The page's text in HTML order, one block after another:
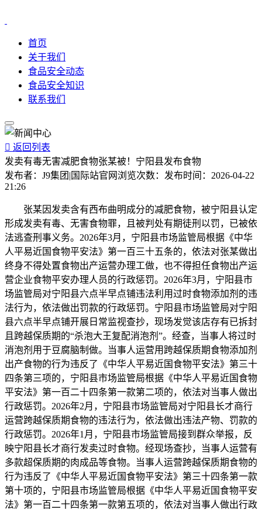
首页
关于我们
食品安全动态
食品安全知识
联系我们
 返回列表
发卖有毒无害减肥食物张某被！宁阳县发布食物
发布者： J9集团|国际站官网 浏览次数： 发布时间： 2026-04-22
21:26
张某因发卖含有西布曲明成分的减肥食物，被宁阳县认定
形成发卖有毒、无害食物罪，且被判处有期徒刑以罚，已被依
法逃查刑事义务。2026年3月，宁阳县市场监管局根据《中华
人平易近国食物平安法》第一百三十五条的，依法对张某做出
终身不得处置食物出产运营办理工做，也不得担任食物出产运
营企业食物平安办理人员的行政惩罚。2026年3月，宁阳县市
场监管局对宁阳县六点半早点铺违法利用过时食物添加剂的违
法行为，依法做出罚款的行政惩罚。宁阳县市场监管局对宁阳
县六点半早点铺开展日常监视查抄，现场发觉该店存有已拆封
且跨越保质期的“杀泡大王复配消泡剂”。经查，当事人将过时
消泡剂用于豆腐脑制做。当事人运营用跨越保质期食物添加剂
出产食物的行为违反了《中华人平易近国食物平安法》第三十
四条第三项的，宁阳县市场监管局根据《中华人平易近国食物
平安法》第一百二十四条第一款第二项的，依法对当事人做出
行政惩罚。2026年2月，宁阳县市场监管局对宁阳县长才商行
运营跨越保质期食物的违法行为，依法做出违法产物、罚款的
行政惩罚。2026年1月，宁阳县市场监管局接到群众举报，反
映宁阳县长才商行发卖过时食物。经现场查抄，当事人运营有
多款超保质期的肉成品等食物。当事人运营跨越保质期食物的
行为违反了《中华人平易近国食物平安法》第三十四条第一款
第十项的，宁阳县市场监管局根据《中华人平易近国食物平安
法》第一百二十四条第一款第五项的，依法对当事人做出行政